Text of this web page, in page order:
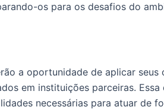
os para os desafios do
a oportunidade de aplicar seus
em instituições parceiras.
necessárias para atuar de